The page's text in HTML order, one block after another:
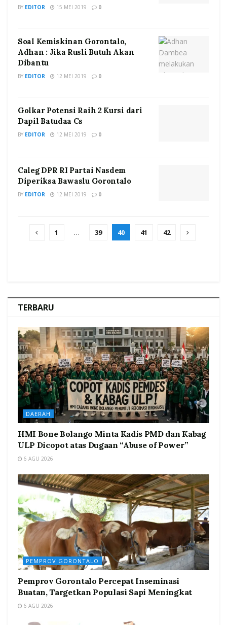
BY EDITOR 15 MEI 2019 0
Soal Kemiskinan Gorontalo,
Adhan : Jika Rusli Butuh Akan
Dibantu
BY EDITOR 12 MEI 2019 0
Golkar Potensi Raih 2 Kursi dari
Dapil Batudaa Cs
BY EDITOR 12 MEI 2019 0
Caleg DPR RI Partai Nasdem
Diperiksa Bawaslu Gorontalo
BY EDITOR 12 MEI 2019 0
1 … 39 40 41 42
TERBARU
DAERAH
HMI Bone Bolango Minta Kadis PMD dan Kabag
ULP Dicopot atas Dugaan “Abuse of Power”
6 AGU 2026
PEMPROV GORONTALO
Pemprov Gorontalo Percepat Inseminasi
Buatan, Targetkan Populasi Sapi Meningkat
6 AGU 2026